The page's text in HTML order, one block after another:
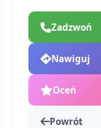
Zadzwoń
Nawiguj
Oceń
Powrót